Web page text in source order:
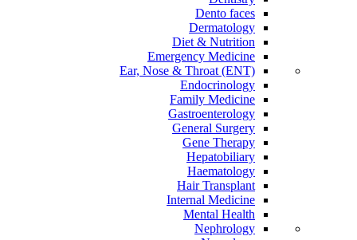
Dento faces
Dermatology
Diet & Nutrition
Emergency Medicine
Ear, Nose & Throat (ENT)
Endocrinology
Family Medicine
Gastroenterology
General Surgery
Gene Therapy
Hepatobiliary
Haematology
Hair Transplant
Internal Medicine
Mental Health
Nephrology